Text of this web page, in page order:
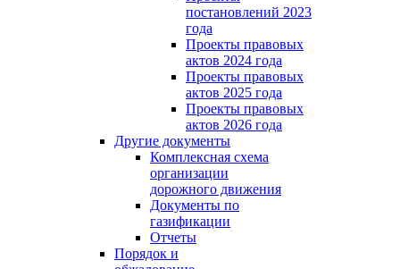
постановлений 2023
года
Проекты правовых
актов 2024 года
Проекты правовых
актов 2025 года
Проекты правовых
актов 2026 года
Другие документы
Комплексная схема
организации
дорожного движения
Документы по
газификации
Отчеты
Порядок и